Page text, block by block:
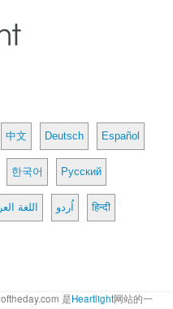
中文 Deutsch Español
한국어 Русский
اللغة اُردو हिन्दी
是Heartlight网站的一